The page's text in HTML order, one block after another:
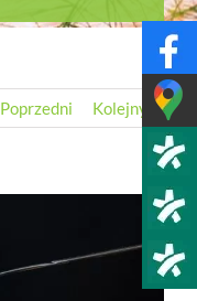
Poprzedni Kolejny